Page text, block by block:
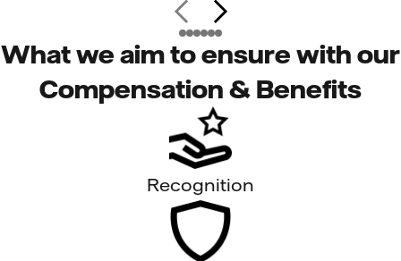
What we aim to ensure with our
Compensation & Benefits
Recognition